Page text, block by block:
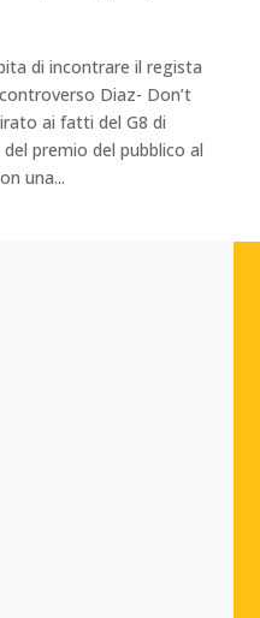
di incontrare il regista
Diaz- Don’t
ai fatti del G8 di
premio del pubblico al
una...